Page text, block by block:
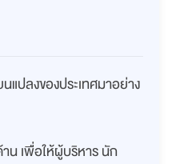
ปลงของประเทศมาอย่าง
น เพื่อให้ผู้บริหาร นัก